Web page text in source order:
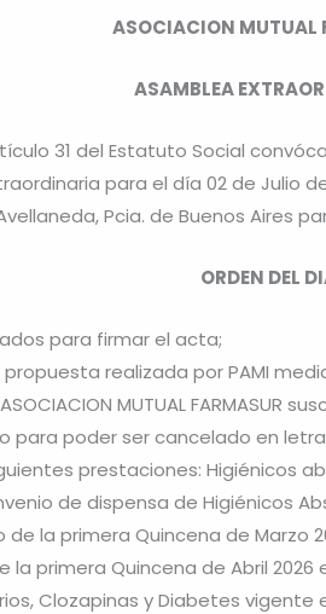
ASOCIACION MUTUAL
ASAMBLEA
31 del Estatuto Social
para el día 02 de Julio
Pcia. de Buenos Aires
ORDEN DEL
para firmar el acta;
realizada por PAMI
MUTUAL FARMASUR
para poder ser cancelado en
prestaciones: Higiénicos
de dispensa de Higiénicos
la primera Quincena de Marzo
la primera Quincena de Abril
Clozapinas y Diabetes vigente